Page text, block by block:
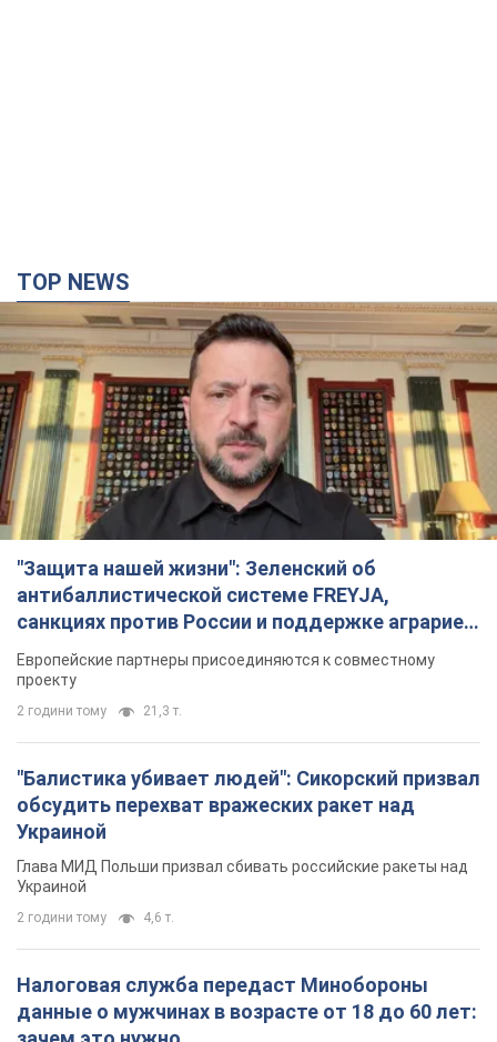
TOP NEWS
"Защита нашей жизни": Зеленский об
антибаллистической системе FREYJA,
санкциях против России и поддержке аграриев.
Видео
Европейские партнеры присоединяются к совместному
проекту
2 години тому 21,3 т.
"Балистика убивает людей": Сикорский призвал
обсудить перехват вражеских ракет над
Украиной
Глава МИД Польши призвал сбивать российские ракеты над
Украиной
2 години тому 4,6 т.
Налоговая служба передаст Минобороны
данные о мужчинах в возрасте от 18 до 60 лет: